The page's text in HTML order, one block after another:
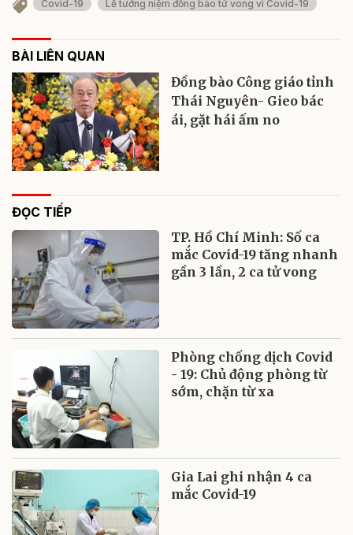
Covid-19 Lễ tưởng niệm đồng bào tử vong vì Covid-19
BÀI LIÊN QUAN
Đồng bào Công giáo tỉnh
Thái Nguyên- Gieo bác
ái, gặt hái ấm no
ĐỌC TIẾP
TP. Hồ Chí Minh: Số ca
mắc Covid-19 tăng nhanh
gần 3 lần, 2 ca tử vong
Phòng chống dịch Covid
- 19: Chủ động phòng từ
sớm, chặn từ xa
Gia Lai ghi nhận 4 ca
mắc Covid-19